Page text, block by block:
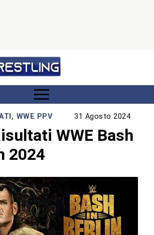
, WWE PPV 31 Agosto 2024
WWE Bash
2024